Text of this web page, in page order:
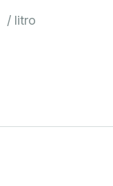
/ litro